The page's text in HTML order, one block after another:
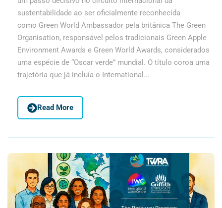
sustentabilidade ao ser oficialmente reconhecida
como Green World Ambassador pela britânica The Green
Organisation, responsável pelos tradicionais Green Apple
Environment Awards e Green World Awards, considerados
uma espécie de “Oscar verde” mundial. O título coroa uma
trajetória que já incluía o International...
Read More